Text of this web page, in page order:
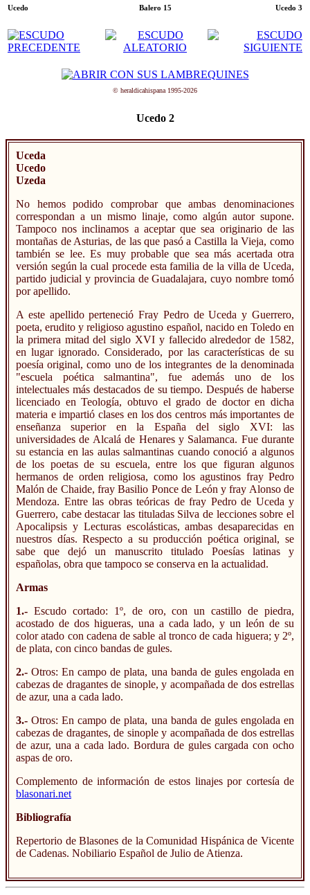
Ucedo Balero 15 Ucedo 3
© heraldicahispana 1995-2026
Ucedo 2
Uceda
Ucedo
Uzeda
No hemos podido comprobar que ambas denominaciones
correspondan a un mismo linaje, como algún autor supone.
Tampoco nos inclinamos a aceptar que sea originario de las
montañas de Asturias, de las que pasó a Castilla la Vieja, como
también se lee. Es muy probable que sea más acertada otra
versión según la cual procede esta familia de la villa de Uceda,
partido judicial y provincia de Guadalajara, cuyo nombre tomó
por apellido.
A este apellido perteneció Fray Pedro de Uceda y Guerrero,
poeta, erudito y religioso agustino español, nacido en Toledo en
la primera mitad del siglo XVI y fallecido alrededor de 1582,
en lugar ignorado. Considerado, por las características de su
poesía original, como uno de los integrantes de la denominada
"escuela poética salmantina", fue además uno de los
intelectuales más destacados de su tiempo. Después de haberse
licenciado en Teología, obtuvo el grado de doctor en dicha
materia e impartió clases en los dos centros más importantes de
enseñanza superior en la España del siglo XVI: las
universidades de Alcalá de Henares y Salamanca. Fue durante
su estancia en las aulas salmantinas cuando conoció a algunos
de los poetas de su escuela, entre los que figuran algunos
hermanos de orden religiosa, como los agustinos fray Pedro
Malón de Chaide, fray Basilio Ponce de León y fray Alonso de
Mendoza. Entre las obras teóricas de fray Pedro de Uceda y
Guerrero, cabe destacar las tituladas Silva de lecciones sobre el
Apocalipsis y Lecturas escolásticas, ambas desaparecidas en
nuestros días. Respecto a su producción poética original, se
sabe que dejó un manuscrito titulado Poesías latinas y
españolas, obra que tampoco se conserva en la actualidad.
Armas
1.- Escudo cortado: 1º, de oro, con un castillo de piedra,
acostado de dos higueras, una a cada lado, y un león de su
color atado con cadena de sable al tronco de cada higuera; y 2º,
de plata, con cinco bandas de gules.
2.- Otros: En campo de plata, una banda de gules engolada en
cabezas de dragantes de sinople, y acompañada de dos estrellas
de azur, una a cada lado.
3.- Otros: En campo de plata, una banda de gules engolada en
cabezas de dragantes, de sinople y acompañada de dos estrellas
de azur, una a cada lado. Bordura de gules cargada con ocho
aspas de oro.
Complemento de información de estos linajes por cortesía de
blasonari.net
Bibliografía
Repertorio de Blasones de la Comunidad Hispánica de Vicente
de Cadenas. Nobiliario Español de Julio de Atienza.